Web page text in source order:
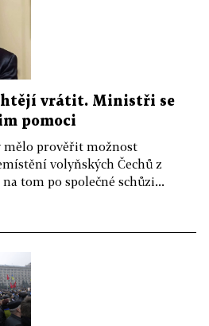
vrátit. Ministři se
pomoci
prověřit možnost
volyňských Čechů z
tom po společné schůzi...